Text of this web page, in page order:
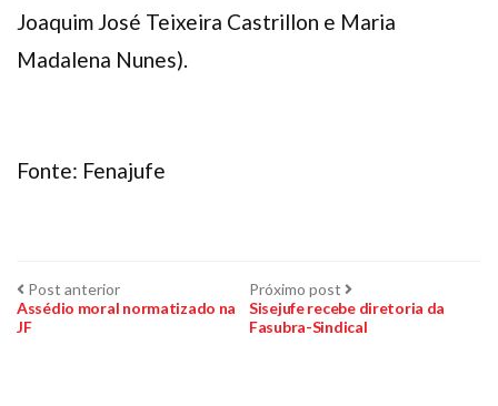
Joaquim José Teixeira Castrillon e Maria
Madalena Nunes).
Fonte: Fenajufe
Navegação
de
Post anteriorPost
anterior:
Assédio moral normatizado na
JF
Próximo post Próximo
post:
Sisejufe recebe diretoria da
Fasubra-Sindical